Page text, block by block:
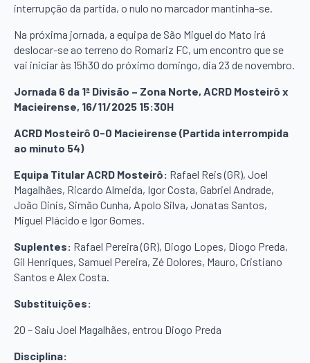
interrupção da partida, o nulo no marcador mantinha-se.
Na próxima jornada, a equipa de São Miguel do Mato irá
deslocar-se ao terreno do Romariz FC, um encontro que se
vai iniciar às 15h30 do próximo domingo, dia 23 de novembro.
Jornada 6 da 1ª Divisão – Zona Norte, ACRD Mosteirô x
Macieirense, 16/11/2025 15:30H
ACRD Mosteirô 0-0 Macieirense (Partida interrompida
ao minuto 54)
Equipa Titular ACRD Mosteirô: Rafael Reis (GR), Joel
Magalhães, Ricardo Almeida, Igor Costa, Gabriel Andrade,
João Dinis, Simão Cunha, Apolo Silva, Jonatas Santos,
Miguel Plácido e Igor Gomes.
Suplentes: Rafael Pereira (GR), Diogo Lopes, Diogo Preda,
Gil Henriques, Samuel Pereira, Zé Dolores, Mauro, Cristiano
Santos e Alex Costa.
Substituições:
20 – Saiu Joel Magalhães, entrou Diogo Preda
Disciplina: